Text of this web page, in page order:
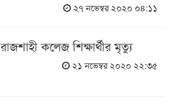
২৭ নভেম্বর ২০২০ ০৪:১১
রাজশাহী কলেজ শিক্ষার্থীর মৃত্যু
২১ নভেম্বর ২০২০ ২২:৩৫